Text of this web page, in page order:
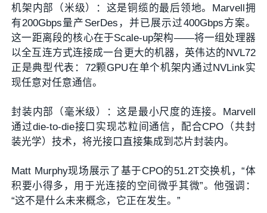
机架内部（米级）：这是铜缆的最后领地。Marvell拥
有200Gbps量产SerDes，并已展示过400Gbps方案。
这一距离段的核心在于Scale-up架构——将一组处理器
以全互连方式连接成一台更大的机器，英伟达的NVL72
正是典型代表：72颗GPU在单个机架内通过NVLink实
现任意对任意通信。
封装内部（毫米级）：这是最小尺度的连接。Marvell
通过die-to-die接口实现芯粒间通信，配合CPO（共封
装光学）技术，将光接口直接集成到芯片封装内。
Matt Murphy现场展示了基于CPO的51.2T交换机，“体
积要小得多，用于光连接的空间微乎其微”。他强调：
“这不是什么未来概念，它正在发生。”